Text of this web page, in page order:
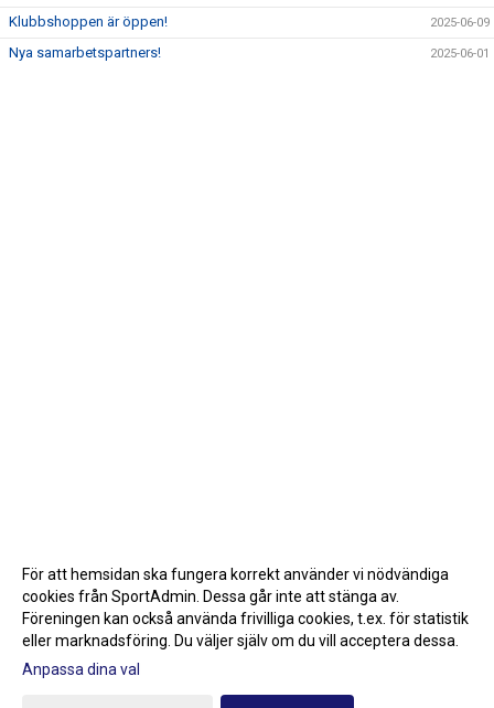
Klubbshoppen är öppen! 2025-06-09
Nya samarbetspartners! 2025-06-01
Gå till Webbversion
För att hemsidan ska fungera korrekt använder vi nödvändiga
cookies från SportAdmin. Dessa går inte att stänga av.
Föreningen kan också använda frivilliga cookies, t.ex. för statistik
eller marknadsföring. Du väljer själv om du vill acceptera dessa.
Anpassa dina val